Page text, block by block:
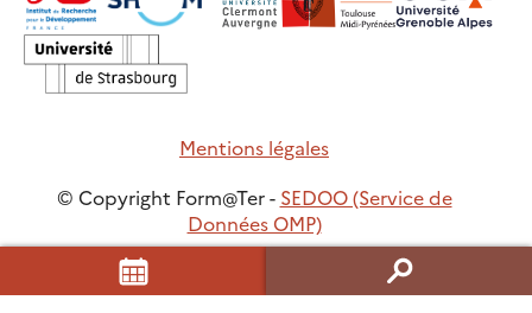
Mentions légales
© Copyright Form@Ter - SEDOO (Service de
Données OMP)